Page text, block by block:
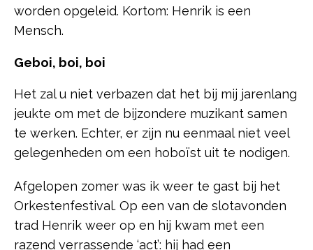
worden opgeleid. Kortom: Henrik is een
Mensch.
Geboi, boi, boi
Het zal u niet verbazen dat het bij mij jarenlang
jeukte om met de bijzondere muzikant samen
te werken. Echter, er zijn nu eenmaal niet veel
gelegenheden om een hoboïst uit te nodigen.
Afgelopen zomer was ik weer te gast bij het
Orkestenfestival. Op een van de slotavonden
trad Henrik weer op en hij kwam met een
razend verrassende ‘act’: hij had een